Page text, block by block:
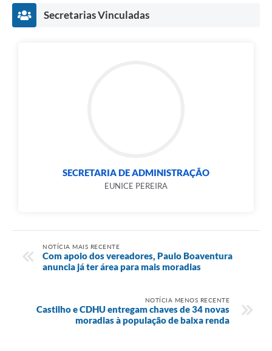
Secretarias Vinculadas
SECRETARIA DE ADMINISTRAÇÃO
EUNICE PEREIRA
NOTÍCIA MAIS RECENTE
Com apoio dos vereadores, Paulo Boaventura
anuncia já ter área para mais moradias
NOTÍCIA MENOS RECENTE
Castilho e CDHU entregam chaves de 34 novas
moradias à população de baixa renda